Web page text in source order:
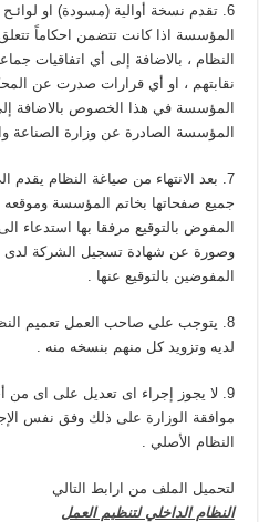
6. تقدم نسخة أوالية (مسودة) او
المؤسسة اذا كانت تتضمن احكاماً
النظام ، بالاضافة إلى أي اتفاقيات
نقابتهم ، او أي قرارات صدرت عن
المؤسسة في هذا الخصوص بالاضافة
المؤسسة الصادرة عن وزارة الصناعة
7. بعد الانتهاء من صياغة النظام
جميع صفحاتها بخاتم المؤسسة
المفوض بالتوقيع مرفقا بها استدعاء
وصورة عن شهادة تسجيل الشركة لدى
المفوضين بالتوقيع عنها .
8. يتوجب على صاحب العمل تعميم
لديه وتزويد كل منهم بنسخه منه .
9. لا يجوز إجراء اى تعديل على اى من
موافقة الوزارة على ذلك وفق نفس
النظام الأصلي .
لتحميل الملف من ارابط التالي
النظام الداخلي لتنظيم العمل